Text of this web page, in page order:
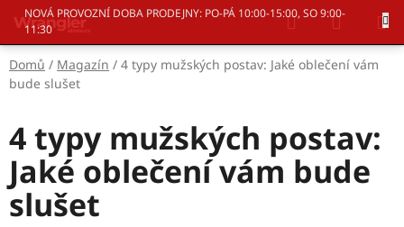
Přejít
obsah
NOVÁ PROVOZNÍ DOBA PRODEJNY: PO-PÁ 10:00-15:00, SO 9:00-
11:30
Hledat
KOŠÍK
Domů / Magazín / 4 typy mužských postav: Jaké oblečení vám
bude slušet
4 typy mužských postav:
Jaké oblečení vám bude
slušet